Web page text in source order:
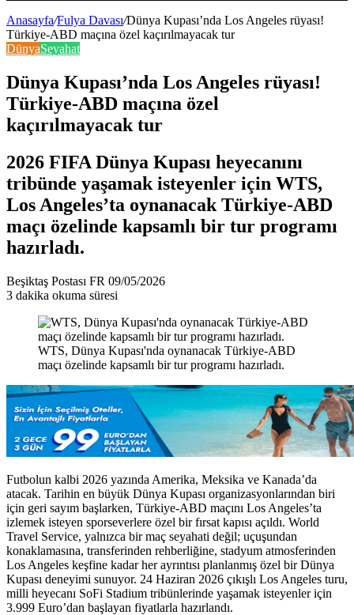
Anasayfa/Fulya Davası/Dünya Kupası’nda Los Angeles rüyası!
Türkiye-ABD maçına özel kaçırılmayacak tur
DünyaSeyahat
Dünya Kupası’nda Los Angeles rüyası!
Türkiye-ABD maçına özel
kaçırılmayacak tur
2026 FIFA Dünya Kupası heyecanını
tribünde yaşamak isteyenler için WTS,
Los Angeles’ta oynanacak Türkiye-ABD
maçı özelinde kapsamlı bir tur programı
hazırladı.
Beşiktaş Postası FR Bir
e-
göndermek
09/05/2026
3 dakika okuma süresi
WTS, Dünya Kupası'nda oynanacak Türkiye-ABD
maçı özelinde kapsamlı bir tur programı hazırladı.
Futbolun kalbi 2026 yazında Amerika, Meksika ve Kanada’da
atacak. Tarihin en büyük Dünya Kupası organizasyonlarından biri
için geri sayım başlarken, Türkiye-ABD maçını Los Angeles’ta
izlemek isteyen sporseverlere özel bir fırsat kapısı açıldı. World
Travel Service, yalnızca bir maç seyahati değil; uçuşundan
konaklamasına, transferinden rehberliğine, stadyum atmosferinden
Los Angeles keşfine kadar her ayrıntısı planlanmış özel bir Dünya
Kupası deneyimi sunuyor. 24 Haziran 2026 çıkışlı Los Angeles turu,
milli heyecanı SoFi Stadium tribünlerinde yaşamak isteyenler için
3.999 Euro’dan başlayan fiyatlarla hazırlandı.